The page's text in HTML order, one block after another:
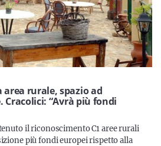
rurale, spazio ad
“Avrà più fondi
il riconoscimento C1 aree rurali
più fondi europei rispetto alla